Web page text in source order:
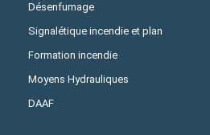
Désenfumage
Signalétique incendie et plan
Formation incendie
Moyens Hydrauliques
DAAF